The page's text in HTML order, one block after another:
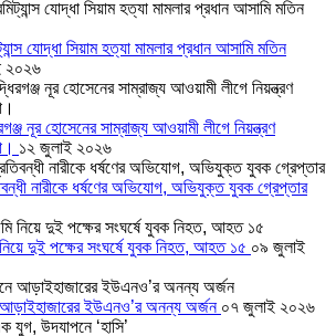
যোদ্ধা সিয়াম হত্যা মামলার প্রধান আসামি মতিন
২০২৬
নূর হোসেনের সাম্রাজ্য আওয়ামী লীগে নিয়ন্ত্রণ
১২ জুলাই ২০২৬
নারীকে ধর্ষণের অভিযোগ, অভিযুক্ত যুবক গ্রেপ্তার
দুই পক্ষের সংঘর্ষে যুবক নিহত, আহত ১৫ ০৯ জুলাই
আড়াইহাজারের ইউএনও’র অনন্য অর্জন ০৭ জুলাই ২০২৬